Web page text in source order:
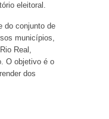
eleitoral.
do conjunto de
municípios,
Real,
O objetivo é o
dos